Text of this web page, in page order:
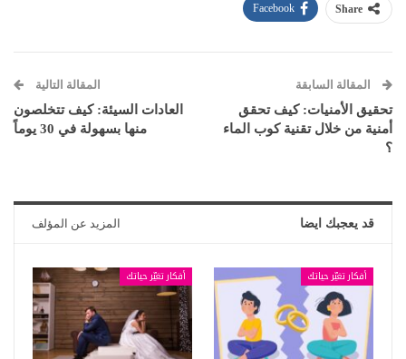
Share
Facebook
المقالة السابقة
تحقيق الأمنيات: كيف تحقق
أمنية من خلال تقنية كوب الماء
؟
المقالة التالية
العادات السيئة: كيف تتخلصون
منها بسهولة في 30 يوماً
قد يعجبك ايضا المزيد عن المؤلف
أفكار تغيّر حياتك أفكار تغيّر حياتك